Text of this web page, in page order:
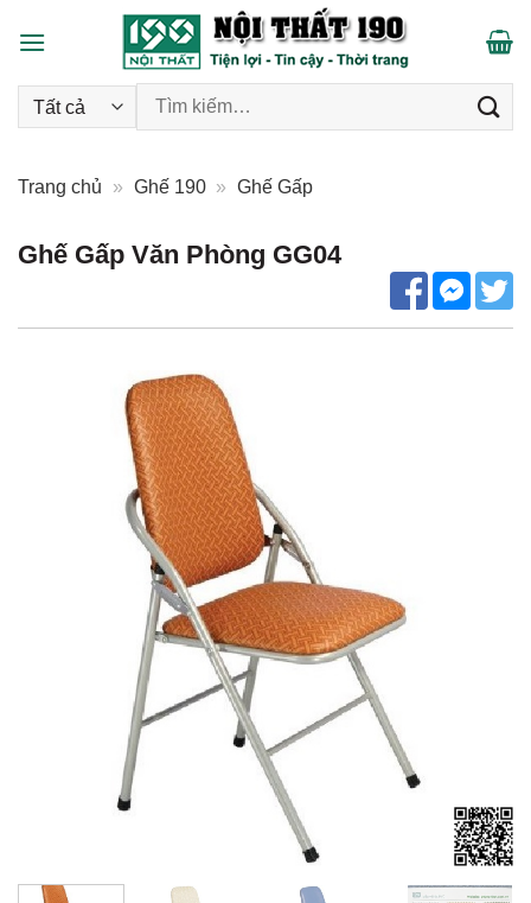
Tìm kiếm:
Trang chủ » Ghế 190 » Ghế Gấp
Ghế Gấp Văn Phòng GG04